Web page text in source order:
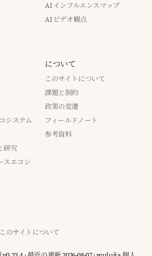
AI インフルエンスマップ
AI ビデオ観点
システム
研究
スエコシ
について
このサイトについて
課題と制約
政策の変遷
フィールドノート
参考資料
このサイトについて